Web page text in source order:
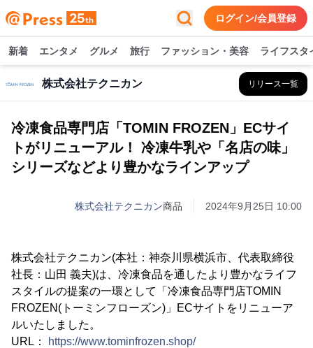
ログイン/会員登録
新着 エンタメ グルメ 旅行 ファッション・美容 ライフスタ
株式会社テクニカン リリース一覧
冷凍食品専門店「TOMIN FROZEN」ECサイ
トがリニューアル！ 冷凍牛乳や「名店の味」
シリーズなどより豊かなラインアップ
株式会社テクニカン商品 2024年9月25日 10:00
株式会社テクニカン(本社：神奈川県横浜市、代表取締役
社長：山田 義夫)は、冷凍食品を通したより豊かなライフ
スタイルの提案の一環として「冷凍食品専門店TOMIN
FROZEN(トーミンフローズン)」ECサイトをリニューア
ルいたしました。
URL：
https://www.tominfrozen.shop/